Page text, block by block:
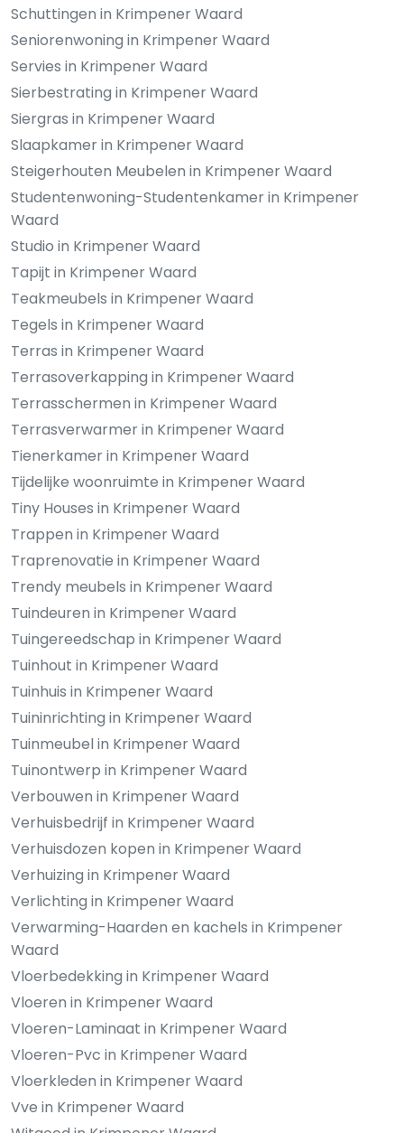
Schuttingen in Krimpener Waard
Seniorenwoning in Krimpener Waard
Servies in Krimpener Waard
Sierbestrating in Krimpener Waard
Siergras in Krimpener Waard
Slaapkamer in Krimpener Waard
Steigerhouten Meubelen in Krimpener Waard
Studentenwoning-Studentenkamer in Krimpener
Waard
Studio in Krimpener Waard
Tapijt in Krimpener Waard
Teakmeubels in Krimpener Waard
Tegels in Krimpener Waard
Terras in Krimpener Waard
Terrasoverkapping in Krimpener Waard
Terrasschermen in Krimpener Waard
Terrasverwarmer in Krimpener Waard
Tienerkamer in Krimpener Waard
Tijdelijke woonruimte in Krimpener Waard
Tiny Houses in Krimpener Waard
Trappen in Krimpener Waard
Traprenovatie in Krimpener Waard
Trendy meubels in Krimpener Waard
Tuindeuren in Krimpener Waard
Tuingereedschap in Krimpener Waard
Tuinhout in Krimpener Waard
Tuinhuis in Krimpener Waard
Tuininrichting in Krimpener Waard
Tuinmeubel in Krimpener Waard
Tuinontwerp in Krimpener Waard
Verbouwen in Krimpener Waard
Verhuisbedrijf in Krimpener Waard
Verhuisdozen kopen in Krimpener Waard
Verhuizing in Krimpener Waard
Verlichting in Krimpener Waard
Verwarming-Haarden en kachels in Krimpener
Waard
Vloerbedekking in Krimpener Waard
Vloeren in Krimpener Waard
Vloeren-Laminaat in Krimpener Waard
Vloeren-Pvc in Krimpener Waard
Vloerkleden in Krimpener Waard
Vve in Krimpener Waard